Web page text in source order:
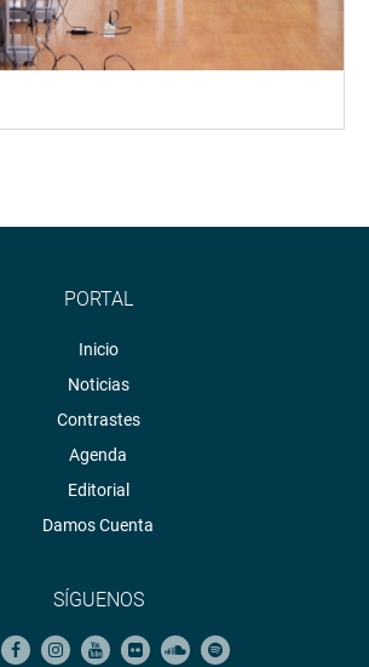
PORTAL
Inicio
Noticias
Contrastes
Agenda
Editorial
Damos Cuenta
SÍGUENOS